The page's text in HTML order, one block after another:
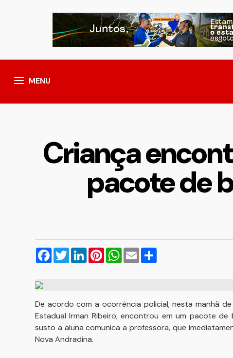
MENU
Criança
pacote de
Facebook
TwitterLinkedInPinterestWhatsApp
Email
De acordo com a ocorrência policial, nesta manhã
Estadual Irman Ribeiro, encontrou em um pacote de
susto a aluna comunica a professora, que
Nova Andradina.